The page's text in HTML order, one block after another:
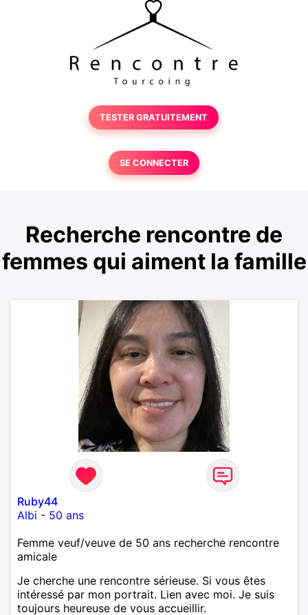
TESTER GRATUITEMENT
SE CONNECTER
Recherche rencontre de
femmes qui aiment la famille
Ruby44
Albi - 50 ans
Femme veuf/veuve de 50 ans recherche rencontre
amicale
Je cherche une rencontre sérieuse. Si vous êtes
intéressé par mon portrait. Lien avec moi. Je suis
toujours heureuse de vous accueillir.